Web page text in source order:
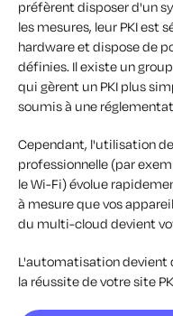
préfèrent disposer d'un
les mesures, leur PKI est
hardware et dispose de
définies. Il existe un
qui gèrent un PKI plus
soumis à une
Cependant, l'utilisation
professionnelle (par
le Wi-Fi) évolue
à mesure que vos
du multi-cloud devient
L'automatisation devient
la réussite de votre site